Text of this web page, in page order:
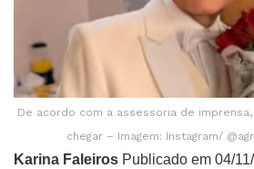
De acordo com a assessoria de
chegar – Imagem: Instagram/
Karina Faleiros Publicado em 04/